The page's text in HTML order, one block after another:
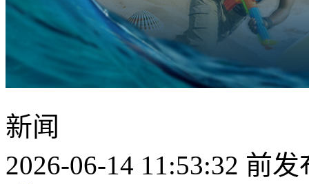
新闻
2026-06-14 11:53:32 前